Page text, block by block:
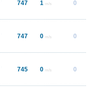
747 1 m/s 0
747 0 m/s 0
745 0 m/s 0